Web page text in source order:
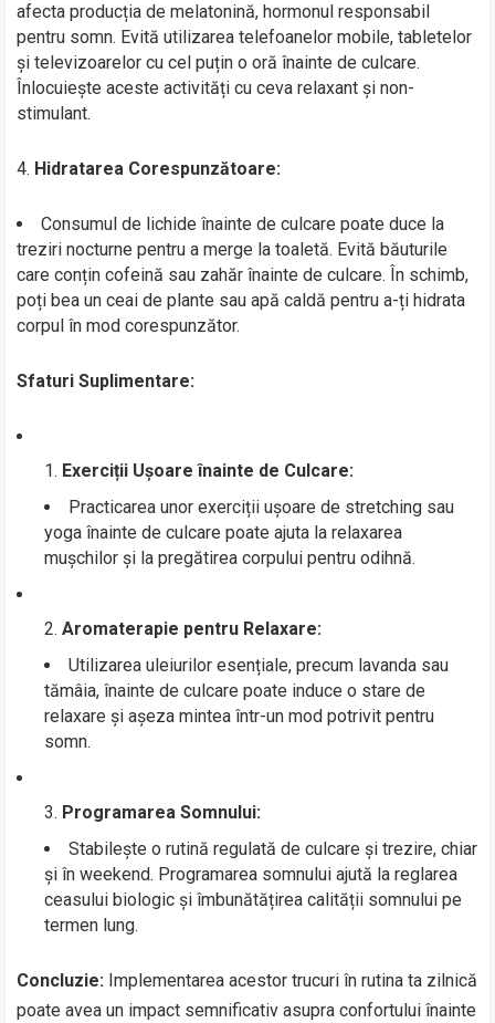
afecta producția de melatonină, hormonul responsabil
pentru somn. Evită utilizarea telefoanelor mobile, tabletelor
și televizoarelor cu cel puțin o oră înainte de culcare.
Înlocuiește aceste activități cu ceva relaxant și non-
stimulant.
4. Hidratarea Corespunzătoare:
Consumul de lichide înainte de culcare poate duce la
treziri nocturne pentru a merge la toaletă. Evită băuturile
care conțin cofeină sau zahăr înainte de culcare. În schimb,
poți bea un ceai de plante sau apă caldă pentru a-ți hidrata
corpul în mod corespunzător.
Sfaturi Suplimentare:
Exerciții Ușoare înainte de Culcare:
Practicarea unor exerciții ușoare de stretching sau
yoga înainte de culcare poate ajuta la relaxarea
mușchilor și la pregătirea corpului pentru odihnă.
Aromaterapie pentru Relaxare:
Utilizarea uleiurilor esențiale, precum lavanda sau
tămâia, înainte de culcare poate induce o stare de
relaxare și așeza mintea într-un mod potrivit pentru
somn.
Programarea Somnului:
Stabilește o rutină regulată de culcare și trezire, chiar
și în weekend. Programarea somnului ajută la reglarea
ceasului biologic și îmbunătățirea calității somnului pe
termen lung.
Concluzie: Implementarea acestor trucuri în rutina ta zilnică
poate avea un impact semnificativ asupra confortului înainte